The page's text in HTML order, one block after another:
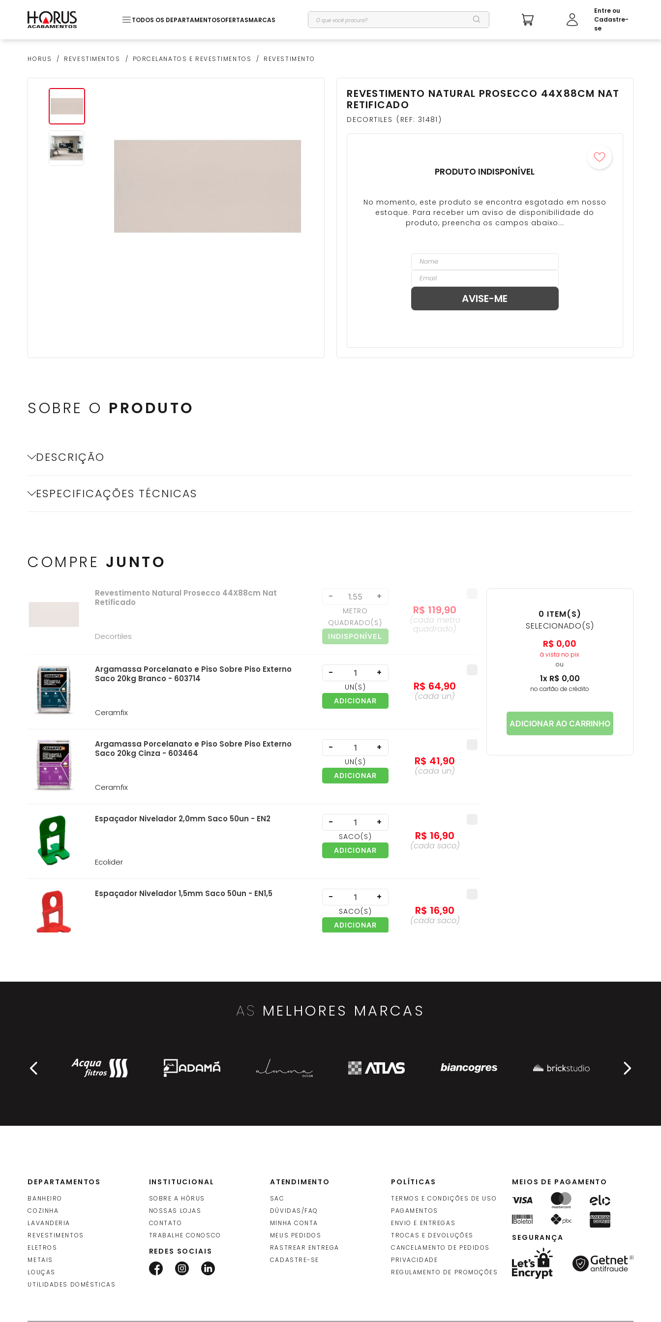
TODOS OS DEPARTAMENTOSOFERTASMARCAS O que você procura?
HORUS REVESTIMENTOS PORCELANATOS E REVESTIMENTOS REVESTIMENTO
REVESTIMENTO NATURAL PROSECCO 44X88CM NAT
RETIFICADO
DECORTILES REF: 31481
PRODUTO INDISPONÍVEL
SOBRE O PRODUTO
DESCRIÇÃO
ESPECIFICAÇÕES TÉCNICAS
COMPRE JUNTO
Revestimento Natural Prosecco 44X88cm Nat
Retificado
Decortiles
- +
METRO
QUADRADO(S)
INDISPONÍVEL
R$ 119,90
(cada metro
quadrado)
Argamassa Porcelanato e Piso Sobre Piso Externo
Saco 20kg Branco - 603714
Ceramfix
- +
UN(S)
ADICIONAR
R$ 64,90
(cada un)
Argamassa Porcelanato e Piso Sobre Piso Externo
Saco 20kg Cinza - 603464
Ceramfix
- +
UN(S)
ADICIONAR
R$ 41,90
(cada un)
Espaçador Nivelador 2,0mm Saco 50un - EN2
Ecolider
- +
SACO(S)
ADICIONAR
R$ 16,90
(cada saco)
Espaçador Nivelador 1,5mm Saco 50un - EN1,5 - +
SACO(S)
ADICIONAR
R$ 16,90
(cada saco)
R$15,90
embalagem
UNIDADE (S)
ADICIONAR
138, 90
(cada unidade)
0 ITEM(S)
SELECIONADO(S)
R$ 0,00
à vista no pix
ou
1x R$ 0,00
no cartão de crédito
ADICIONAR AO CARRINHO
AS MELHORES MARCAS
DEPARTAMENTOS
BANHEIRO
COZINHA
LAVANDERIA
REVESTIMENTOS
ELETROS
METAIS
LOUÇAS
UTILIDADES DOMÉSTICAS
INSTITUCIONAL
SOBRE A HÓRUS
NOSSAS LOJAS
CONTATO
TRABALHE CONOSCO
REDES SOCIAIS
ATENDIMENTO
SAC
DÚVIDAS/FAQ
MINHA CONTA
MEUS PEDIDOS
RASTREAR ENTREGA
CADASTRE-SE
POLÍTICAS
TERMOS E CONDIÇÕES DE USO
PAGAMENTOS
ENVIO E ENTREGAS
TROCAS E DEVOLUÇÕES
CANCELAMENTO DE PEDIDOS
PRIVACIDADE
REGULAMENTO DE PROMOÇÕES
MEIOS DE PAGAMENTO
SEGURANÇA